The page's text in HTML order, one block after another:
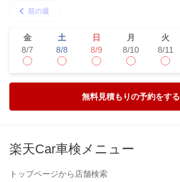
前の週
金
8/7
土
8/8
日
8/9
月
8/10
火
8/11
無料見積もりの予約をする
楽天Car車検メニュー
トップページから店舗検索